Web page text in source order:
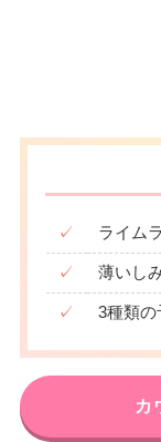
✓ ライム
✓ 薄いし
✓ 3種類の
カ